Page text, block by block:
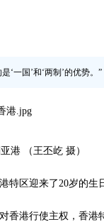
‘一国’和‘两制’的优势。”
港 （王丕屹 摄）
特区迎来了20岁的生
香港行使主权，香港